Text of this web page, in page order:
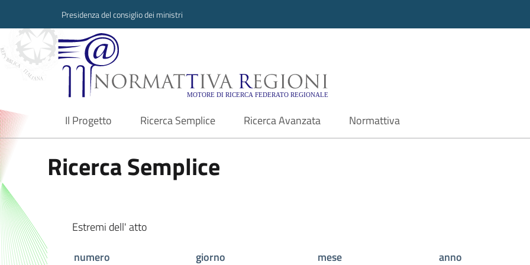
Presidenza del consiglio dei ministri
Normattiva Regioni - Motore di ricerca
Il Progetto
current Ricerca Semplice Ricerca Avanzata Normattiva
Ricerca Semplice
Estremi dell' atto
numero
giorno mese
anno